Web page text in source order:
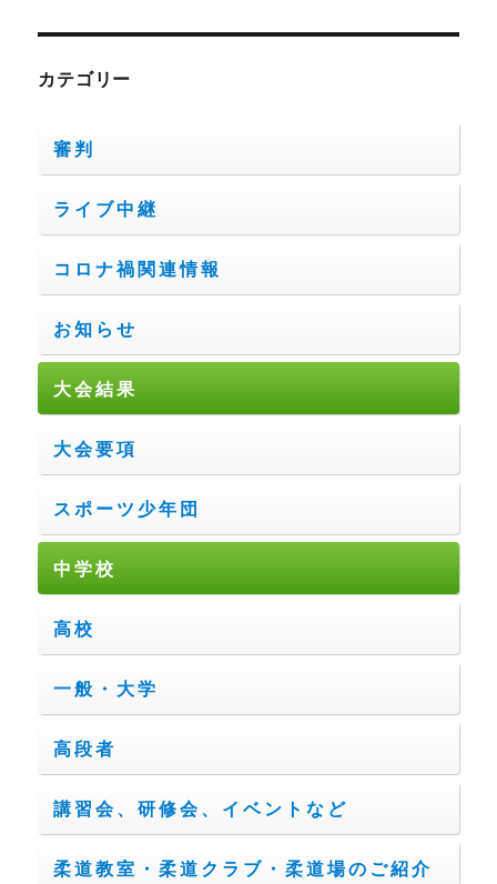
カテゴリー
審判
ライブ中継
コロナ禍関連情報
お知らせ
大会結果
大会要項
スポーツ少年団
中学校
高校
一般・大学
高段者
講習会、研修会、イベントなど
柔道教室・柔道クラブ・柔道場のご紹介